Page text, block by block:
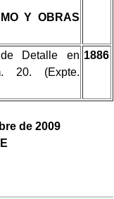
Y OBRAS
Detalle en
20. (Expte.
1886
de 2009